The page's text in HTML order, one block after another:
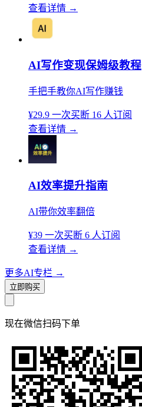
查看详情 →
AI写作变现保姆级教程
手把手教你AI写作赚钱
¥29.9 一次买断 16 人订阅
查看详情 →
AI效率提升指南
AI带你效率翻倍
¥39 一次买断 6 人订阅
查看详情 →
更多AI专栏 →
立即购买
现在微信扫码下单